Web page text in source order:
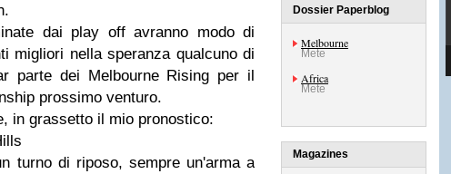
dai play off avranno modo di
migliori nella speranza qualcuno di
parte dei Melbourne Rising per il
prossimo venturo.
in grassetto il mio pronostico:
turno di riposo, sempre un'arma a
Dossier Paperblog
Melbourne
Mete
Africa
Mete
Magazines